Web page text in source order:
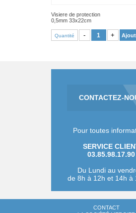
Visiere de protection
0,5mm 33x22cm
Quantité - +
CONTACTEZ-
Pour toutes
SERVICE
03.85.98.17.90
Du Lundi au
de 8h à 12h et 14h à
CONTACT